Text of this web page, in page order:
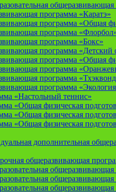
программа «Каратэ»
программа «Общая
программа
программа «Бокс»
программа «Детский
программа «Общая
программа
программа
программа
«Настольный теннис»
«Общая физическая
«Общая физическая
«Общая физическая
дополнительная
общеразвивающая